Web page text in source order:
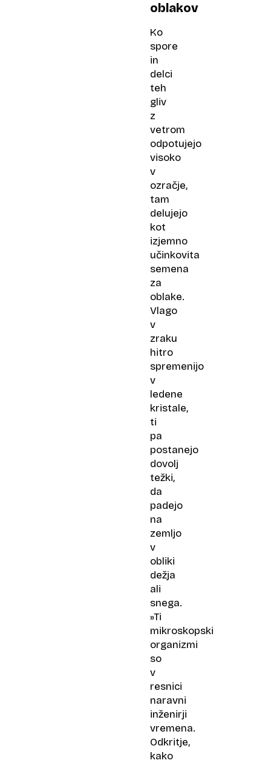
oblakov
Ko
spore
in
delci
teh
gliv
z
vetrom
odpotujejo
visoko
v
ozračje,
tam
delujejo
kot
izjemno
učinkovita
semena
za
oblake.
Vlago
v
zraku
hitro
spremenijo
v
ledene
kristale,
ti
pa
postanejo
dovolj
težki,
da
padejo
na
zemljo
v
obliki
dežja
ali
snega.
»Ti
mikroskopski
organizmi
so
v
resnici
naravni
inženirji
vremena.
Odkritje,
kako